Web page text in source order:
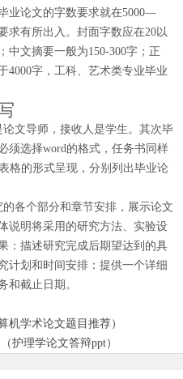
业论文的字数要求就在5000—
求有所出入。封面字数应在20以
中文摘要一般为150-300字；正
4000字，工科、艺术类专业毕业
文导师，接收人是学生。其次毕
须选择word的格式，任务书同样
格的形式呈现，分别列出毕业论
各个部分和章节安排，展示论文
说明将采用的研究方法、实验设
：描述研究完成后期望达到的具
计划和时间安排：提供一个详细
和截止日期。
机学术论文题目推荐）
护理学论文答辩ppt）